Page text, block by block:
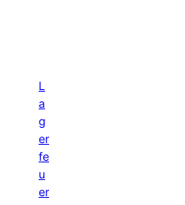
L
a
g
er
fe
u
er